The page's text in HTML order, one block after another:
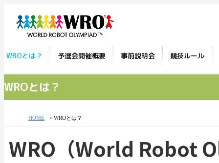
WROとは？ 予選会開催概要 事前説明会 競技ルール
WROとは？
HOME WROとは？
WRO（World Robot